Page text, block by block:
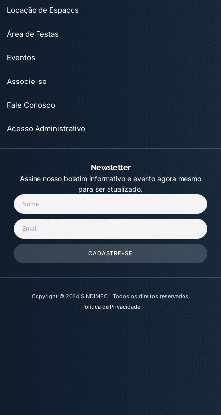
Locação de Espaços
Área de Festas
Eventos
Associe-se
Fale Conosco
Acesso Administrativo
Newsletter
Assine nosso boletim informativo e evento agora mesmo
para ser atualizado.
CADASTRE-SE
Copyright © 2024 SINDIMEC - Todos os direitos reservados.
Política de Privacidade